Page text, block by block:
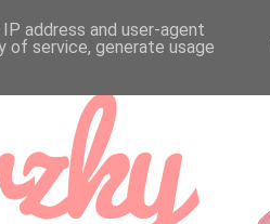
address and user-agent
of service, generate usage